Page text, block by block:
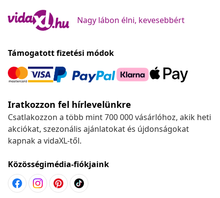
Nagy lábon élni, kevesebbért
Támogatott fizetési módok
Iratkozzon fel hírlevelünkre
Csatlakozzon a több mint 700 000 vásárlóhoz, akik heti
akciókat, szezonális ajánlatokat és újdonságokat
kapnak a vidaXL-től.
Közösségimédia-fiókjaink